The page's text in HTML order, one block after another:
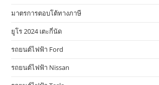
มาตรการตอบโต้ทางภาษี
ยูโร 2024 เตะกี่นัด
รถยนต์ไฟฟ้า Ford
รถยนต์ไฟฟ้า Nissan